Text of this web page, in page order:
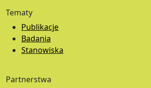
Tematy
Publikacje
Badania
Stanowiska
Partnerstwa